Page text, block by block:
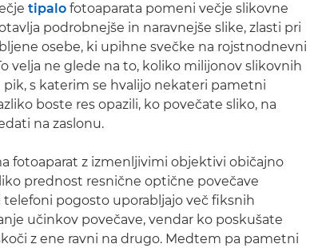
tipalo fotoaparata pomeni večje slikovne
podrobnejše in naravnejše slike, zlasti pri
osebe, ki upihne svečke na rojstnodnevni
velja ne glede na to, koliko milijonov slikovnih
s katerim se hvalijo nekateri pametni
boste res opazili, ko povečate sliko, na
na zaslonu.
fotoaparat z izmenljivimi objektivi običajno
prednost resnične optične povečave
pogosto uporabljajo več fiksnih
učinkov povečave, vendar ko poskušate
z ene ravni na drugo. Medtem pa pametni